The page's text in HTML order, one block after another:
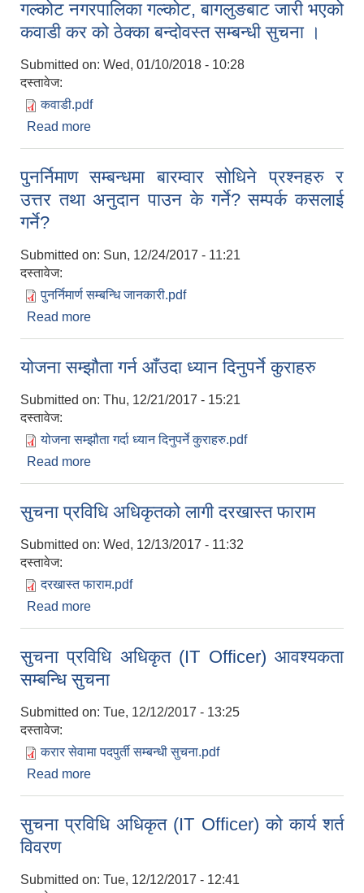
गल्कोट नगरपालिका गल्कोट, बागलुङबाट जारी भएको
कवाडी कर को ठेक्का बन्दोवस्त सम्बन्धी सुचना ।
Submitted on: Wed, 01/10/2018 - 10:28
दस्तावेज:
कवाडी.pdf
Read more
पुनर्निमाण सम्बन्धमा बारम्वार सोधिने प्रश्नहरु र
उत्तर तथा अनुदान पाउन के गर्ने? सम्पर्क कसलाई
गर्ने?
Submitted on: Sun, 12/24/2017 - 11:21
दस्तावेज:
पुनर्निमार्ण सम्बन्धि जानकारी.pdf
Read more
योजना सम्झौता गर्न आँउदा ध्यान दिनुपर्ने कुराहरु
Submitted on: Thu, 12/21/2017 - 15:21
दस्तावेज:
योजना सम्झौता गर्दा ध्यान दिनुपर्ने कुराहरु.pdf
Read more
सुचना प्रविधि अधिकृतको लागी दरखास्त फाराम
Submitted on: Wed, 12/13/2017 - 11:32
दस्तावेज:
दरखास्त फाराम.pdf
Read more
सुचना प्रविधि अधिकृत (IT Officer) आवश्यकता
सम्बन्धि सुचना
Submitted on: Tue, 12/12/2017 - 13:25
दस्तावेज:
करार सेवामा पदपुर्ती सम्बन्धी सुचना.pdf
Read more
सुचना प्रविधि अधिकृत (IT Officer) को कार्य शर्त
विवरण
Submitted on: Tue, 12/12/2017 - 12:41